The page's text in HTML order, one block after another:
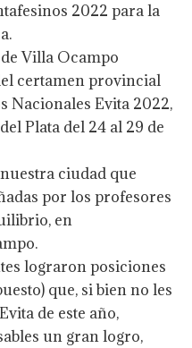
2022 para la
Villa Ocampo
certamen provincial
Nacionales Evita 2022,
Plata del 24 al 29 de
ciudad que
por los profesores
en
lograron posiciones
que, si bien no les
de este año,
un gran logro,